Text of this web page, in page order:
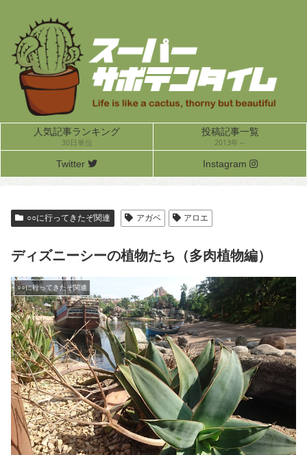
人気記事ランキング
30日単位
投稿記事一覧
2013年～
Twitter Instagram
○○に行ってきたぞ関連 アガベ アロエ
ディズニーシーの植物たち（多肉植物編）
○○に行ってきたぞ関連